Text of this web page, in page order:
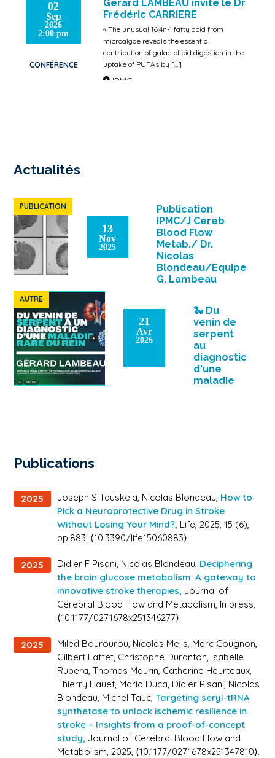
02
Sep
2026
2:00 pm
CONFÉRENCE
Gérard LAMBEAU invite le Dr
Frédéric CARRIERE
« The unusual 16:4n-1 fatty acid from
microalgae reveals the essential
contribution of galactolipid digestion in the
uptake of PUFAs by […]
IPMC
Actualités
PUBLICATION
13
Nov
2025
Publication
IPMC/J Cereb
Blood Flow
Metab./ Dr.
Nicolas
Blondeau/Equipe
G. Lambeau
the team of M. Tauc and D.
Pisani (Université Côte
d’Azur, CNRS, LP2M), our
study identifies […]
AUTRE
21
Avr
2026
🐍 Du
venin de
serpent
au
diagnostic
d'une
maladie
CNRS à l’Institut
de
Pharmacologie
Publications
2025 Joseph S Tauskela, Nicolas Blondeau, How to
Pick a Neuroprotective Drug in Stroke
Without Losing Your Mind?, Life , 2025, 15 (6),
pp.883. ⟨10.3390/life15060883⟩.
2025 Didier F Pisani, Nicolas Blondeau, Deciphering
the brain glucose metabolism: A gateway to
innovative stroke therapies, Journal of
Cerebral Blood Flow and Metabolism , In press,
⟨10.1177/0271678x251346277⟩.
2025
Miled Bourourou, Nicolas Melis, Marc Cougnon,
Gilbert Laffet, Christophe Duranton, Isabelle
Rubera, Thomas Maurin, Catherine Heurteaux,
Thierry Hauet, Maria Duca, Didier Pisani, Nicolas
Blondeau, Michel Tauc,Targeting seryl-tRNA
synthetase to unlock ischemic resilience in
stroke – Insights from a proof-of-concept
study, Journal of Cerebral Blood Flow and
Metabolism , 2025, ⟨10.1177/0271678x251347810⟩.